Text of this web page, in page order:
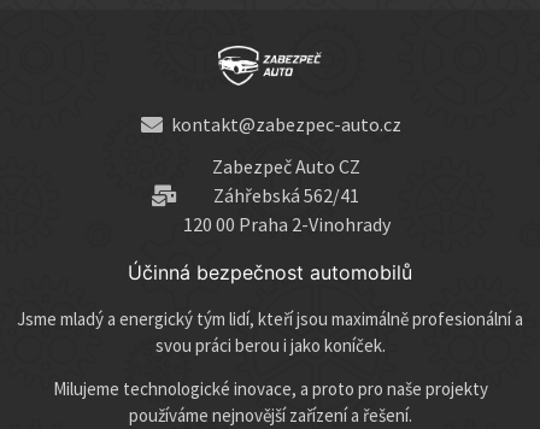
kontakt@zabezpec-auto.cz
Zabezpeč Auto CZ
Záhřebská 562/41
120 00 Praha 2-Vinohrady
Účinná bezpečnost automobilů
Jsme mladý a energický tým lidí, kteří jsou maximálně profesionální a
svou práci berou i jako koníček.
Milujeme technologické inovace, a proto pro naše projekty
používáme nejnovější zařízení a řešení.